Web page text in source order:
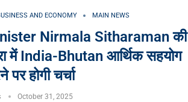
AND ECONOMY MAIN NEWS
Nirmala Sitharaman की
में India-Bhutan आर्थिक सहयोग
होगी चर्चा
October 31, 2025